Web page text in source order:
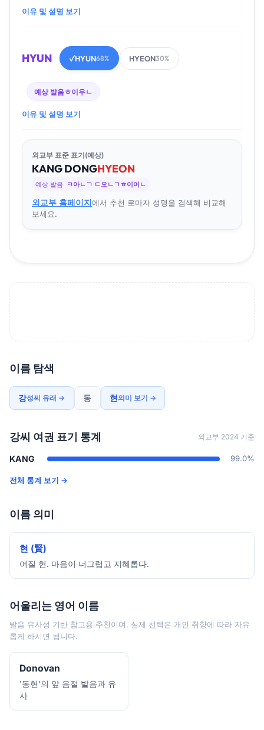
이유 및 설명 보기
HYUN ✓HYUN68% HYEON30%
예상 발음ㅎ이우ㄴ
이유 및 설명 보기
외교부 표준 표기(예상)
KANGDONGHYEON
예상 발음 ㅋ아ㄴㄱ ㄷ오ㄴㄱㅎ이어ㄴ
외교부 홈페이지에서 추천 로마자 성명을 검색해 비교해
보세요.
이름 탐색
강성씨 유래 → 동 현의미 보기 →
강씨 여권 표기 통계 외교부 2024 기준
KANG 99.0%
전체 통계 보기 →
이름 의미
현 (賢)
어질 현. 마음이 너그럽고 지혜롭다.
어울리는 영어 이름
발음 유사성 기반 참고용 추천이며, 실제 선택은 개인 취향에 따라 자유
롭게 하시면 됩니다.
Donovan
'동현'의 앞 음절 발음과 유
사